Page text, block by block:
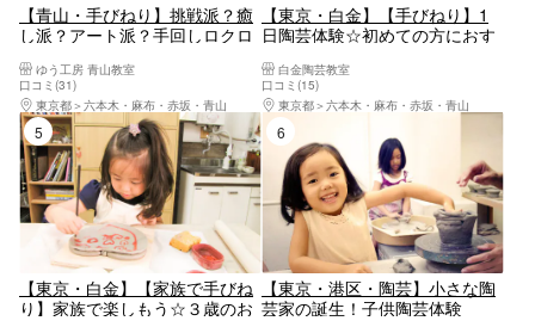
【青山・手びねり】挑戦派？癒
し派？アート派？手回しロクロ
性同士・カップル・ファミリー
に
ゆう工房 青山教室
口コミ(31)
東京都
六本木・麻布・赤坂・青山
【東京・白金】【手びねり】1
日陶芸体験☆初めての方におす
白金陶芸教室
口コミ(15)
東京都
六本木・麻布・赤坂・青山
5位
【東京・白金】【家族で手びね
り】家族で楽しもう☆３歳のお
【東京・港区・陶芸】小さな陶
芸家の誕生！子供陶芸体験